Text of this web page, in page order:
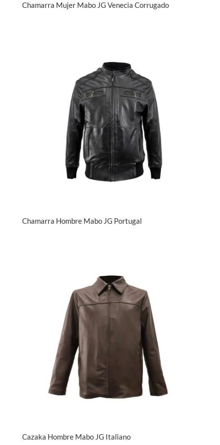
Chamarra Mujer Mabo JG Venecia Corrugado
Chamarra Hombre Mabo JG Portugal
Cazaka Hombre Mabo JG Italiano